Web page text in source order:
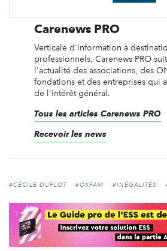
Carenews PRO
Verticale d'information à
professionnels, Carenews PRO
l'actualité des associations, des
fondations et des entreprises qui
de l'intérêt général.
Tous les articles Carenews PRO
Recevoir les news
#CÉCILE DUFLOT #OXFAM #INÉGALITÉS